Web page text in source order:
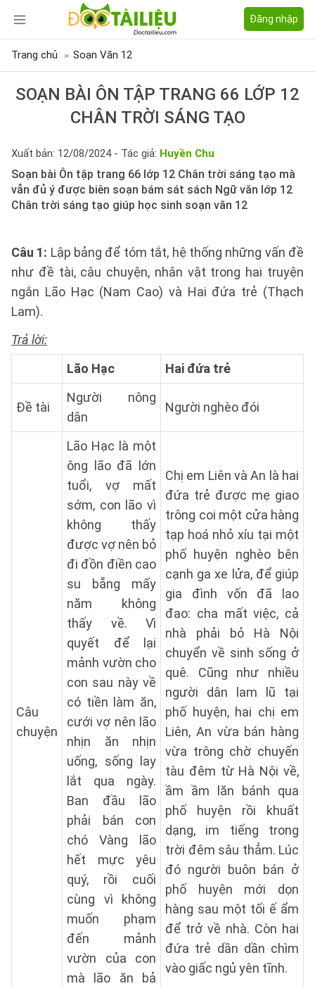
Đăng nhập
Trang chủ Soạn Văn 12
SOẠN BÀI ÔN TẬP TRANG 66 LỚP 12
CHÂN TRỜI SÁNG TẠO
Xuất bản: 12/08/2024 - Tác giả: Huyền Chu
Soạn bài Ôn tập trang 66 lớp 12 Chân trời sáng tạo mà
vẫn đủ ý được biên soạn bám sát sách Ngữ văn lớp 12
Chân trời sáng tạo giúp học sinh soạn văn 12
Câu 1: Lập bảng để tóm tắt, hệ thống những vấn đề
như đề tài, câu chuyện, nhân vật trong hai truyện
ngắn Lão Hạc (Nam Cao) và Hai đứa trẻ (Thạch
Lam).
Trả lời:
Lão Hạc
Hai đứa trẻ
Đề tài
Người nông
dân
Người nghèo đói
Câu
chuyện
Lão Hạc là một
ông lão đã lớn
tuổi, vợ mất
sớm, con lão vì
không thấy
được vợ nên bỏ
đi đồn điền cao
su bẵng mấy
năm không
thấy về. Vì
quyết để lại
mảnh vườn cho
con sau này về
có tiền làm ăn,
cưới vợ nên lão
nhịn ăn nhịn
uống, sống lay
lắt qua ngày.
Ban đầu lão
phải bán con
chó Vàng lão
hết mực yêu
quý, rồi cuối
cùng vì không
muốn phạm
đến mảnh
vườn của con
mà lão ăn bả
Chị em Liên và An là hai
đứa trẻ được mẹ giao
trông coi một cửa hàng
tạp hoá nhỏ xíu tại một
phố huyện nghèo bên
cạnh ga xe lửa, để giúp
gia đình vốn đã lao
đao: cha mất việc, cả
nhà phải bỏ Hà Nội
chuyển về sinh sống ở
quê. Cũng như nhiều
người dân lam lũ tại
phố huyện, hai chị em
Liên, An vừa bán hàng
vừa trông chờ chuyến
tàu đêm từ Hà Nội về,
ầm ầm lăn bánh qua
phố huyện rồi khuất
dạng, im tiếng trong
trời đêm sâu thẳm. Lúc
đó người buôn bán ở
phố huyện mới dọn
hàng sau một tối ế ẩm
để trở về nhà. Còn hai
đứa trẻ dần dần chìm
vào giấc ngủ yên tĩnh.